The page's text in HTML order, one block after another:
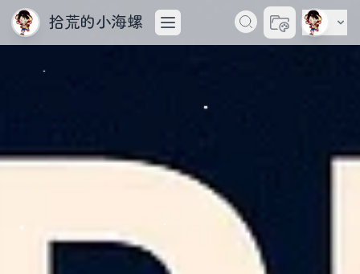
拾荒的小海螺 切换主题